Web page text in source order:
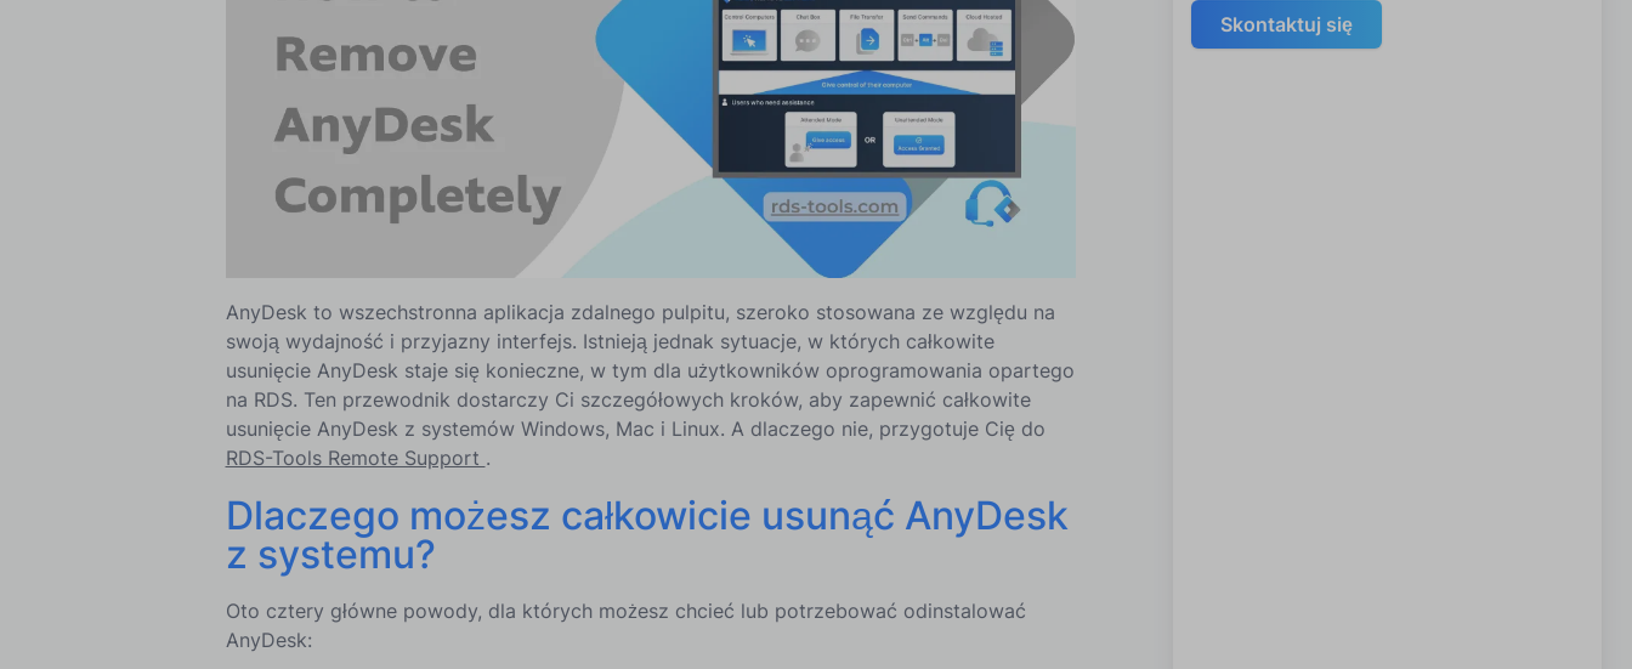
AnyDesk to wszechstronna aplikacja zdalnego pulpitu, szeroko stosowana ze względu na
swoją wydajność i przyjazny interfejs. Istnieją jednak sytuacje, w których całkowite
usunięcie AnyDesk staje się konieczne, w tym dla użytkowników oprogramowania opartego
na RDS. Ten przewodnik dostarczy Ci szczegółowych kroków, aby zapewnić całkowite
usunięcie AnyDesk z systemów Windows, Mac i Linux. A dlaczego nie, przygotuje Cię do
RDS-Tools Remote Support .
Dlaczego możesz całkowicie usunąć AnyDesk
z systemu?
Oto cztery główne powody, dla których możesz chcieć lub potrzebować odinstalować
AnyDesk:
Skontaktuj się